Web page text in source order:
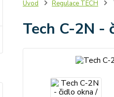
Úvod Regulace TECH
Tech C-2N -